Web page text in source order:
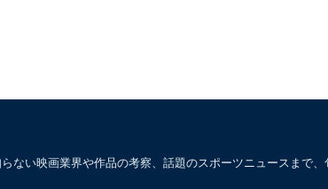
ない映画業界や作品の考察、話題のスポーツニュースまで、